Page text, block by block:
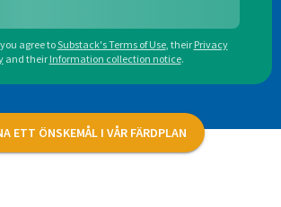
agree toSubstack's Terms of Use, their Privacy
and their Information collection notice.
ETT ÖNSKEMÅL I VÅR FÄRDPLAN